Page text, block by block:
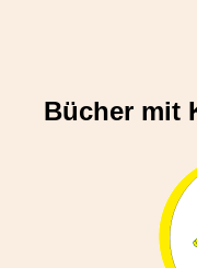
Bücher mit